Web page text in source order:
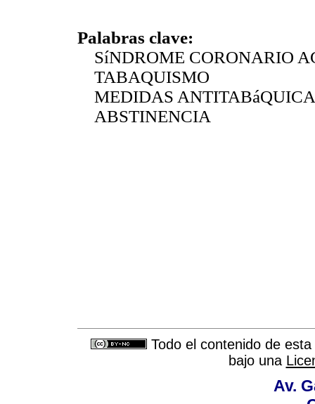
Palabras clave:
SíNDROME CORONARIO
TABAQUISMO
MEDIDAS
ABSTINENCIA
Todo el contenido de
bajo una
Av.